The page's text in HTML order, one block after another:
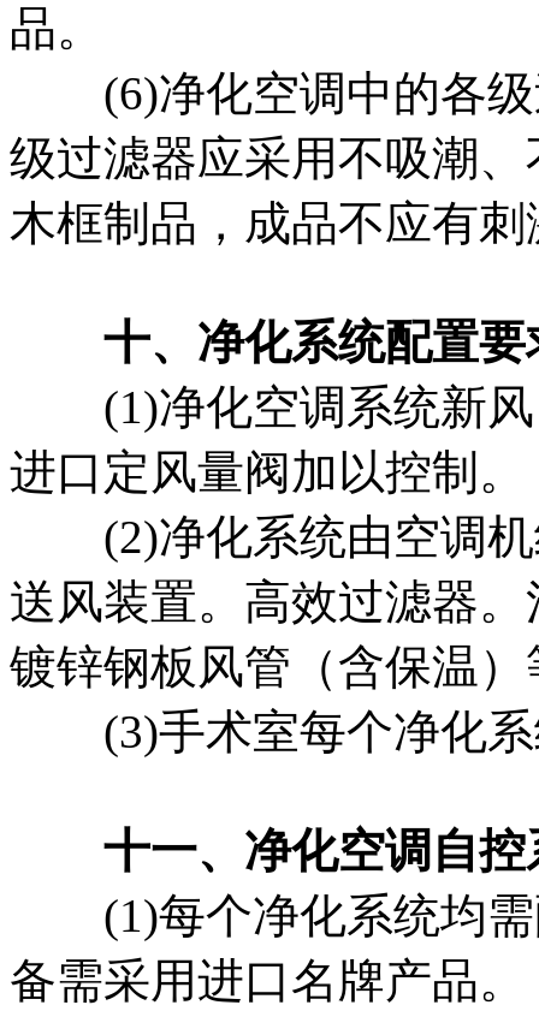
品。
(6)净化空调中的各级
级过滤器应采用不吸潮
木框制品，成品不应有刺
十、净化系统配置要
(1)净化空调系统新风
进口定风量阀加以控制。
(2)净化系统由空调机
送风装置。高效过滤器
镀锌钢板风管（含保温
(3)手术室每个净化系
十一、净化空调自控
(1)每个净化系统均需
备需采用进口名牌产品。